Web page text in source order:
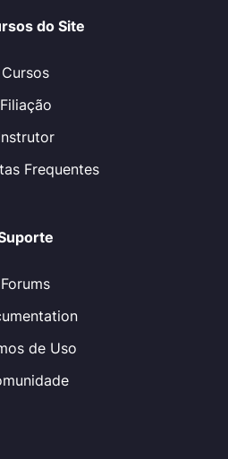
do Site
Cursos
Filiação
Frequentes
Forums
de Uso